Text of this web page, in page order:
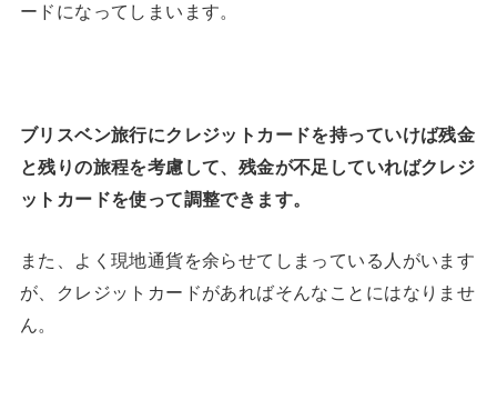
ードになってしまいます。
ブリスベン旅行にクレジットカードを持っていけば残金
と残りの旅程を考慮して、残金が不足していればクレジ
ットカードを使って調整できます。
また、よく現地通貨を余らせてしまっている人がいます
が、クレジットカードがあればそんなことにはなりませ
ん。